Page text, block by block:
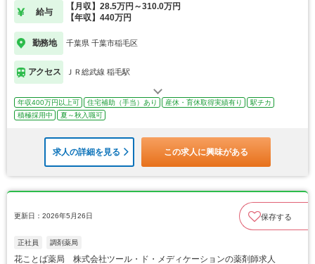
給与
【月収】28.5万円～310.0万円
【年収】440万円
勤務地 千葉県 千葉市稲毛区
アクセス ＪＲ総武線 稲毛駅
年収400万円以上可 住宅補助（手当）あり 産休・育休取得実績有り
駅チカ
積極採用中
夏～秋入職可
求人の詳細を見る この求人に興味がある
更新日：2026年5月26日 保存する
正社員 調剤薬局
花ことば薬局 株式会社ツール・ド・メディケーションの薬剤師求人